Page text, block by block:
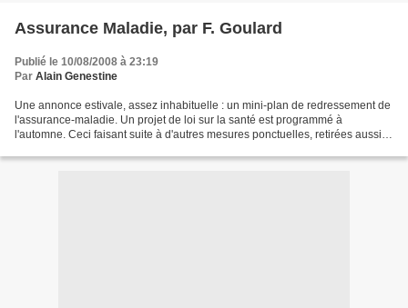
Assurance Maladie, par F. Goulard
Publié le 10/08/2008 à 23:19
Par Alain Genestine
Une annonce estivale, assez inhabituelle : un mini-plan de redressement de
l'assurance-maladie. Un projet de loi sur la santé est programmé à
l'automne. Ceci faisant suite à d'autres mesures ponctuelles, retirées aussitôt